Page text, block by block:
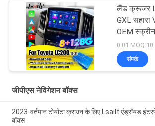
लैंड क्रूजर
GXL
OEM
Android 13
वीडियो
कारप्ले,
0.01 MOQ:10
संपर्क
जीपीएस नेविगेशन बॉक्स
2023-वर्तमान टोयोटा क्राउन के लिए Lsailt एंड्रॉयड
बॉक्स